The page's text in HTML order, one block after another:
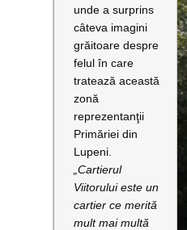
unde a surprins
câteva imagini
grăitoare despre
felul în care
tratează această
zonă
reprezentanţii
Primăriei din
Lupeni.
„Cartierul
Viitorului este un
cartier ce merită
mult mai multă